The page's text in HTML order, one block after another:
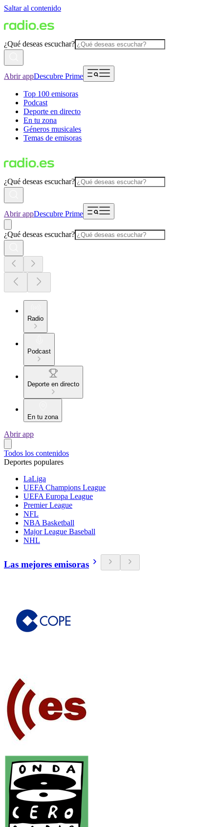
Saltar al contenido
¿Qué deseas escuchar?
Abrir appDescubre Prime
Top 100 emisoras
Podcast
Deporte en directo
En tu zona
Géneros musicales
Temas de emisoras
¿Qué deseas escuchar?
Abrir appDescubre Prime
¿Qué deseas escuchar?
Radio
Podcast
Deporte en directo
En tu zona
Abrir app
Todos los contenidos
Deportes populares
LaLiga
UEFA Champions League
UEFA Europa League
Premier League
NFL
NBA Basketball
Major League Baseball
NHL
Las mejores emisoras